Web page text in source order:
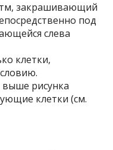
закрашивающий
под
слева
клетки,
рисунка
клетки (см.